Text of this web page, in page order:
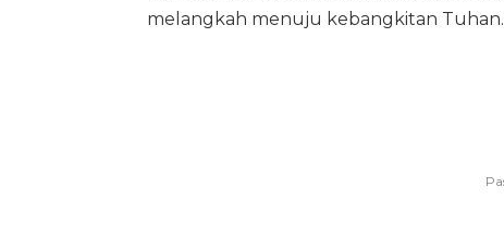
melangkah menuju kebangkitan Tuhan.